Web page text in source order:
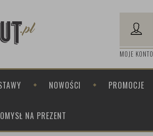
MOJE KONTO
NOWOŚCI PROMOCJE
NA PREZENT